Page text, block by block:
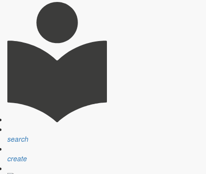
search
create
des Haushaltsplanes
Öffnungszeiten möglich: